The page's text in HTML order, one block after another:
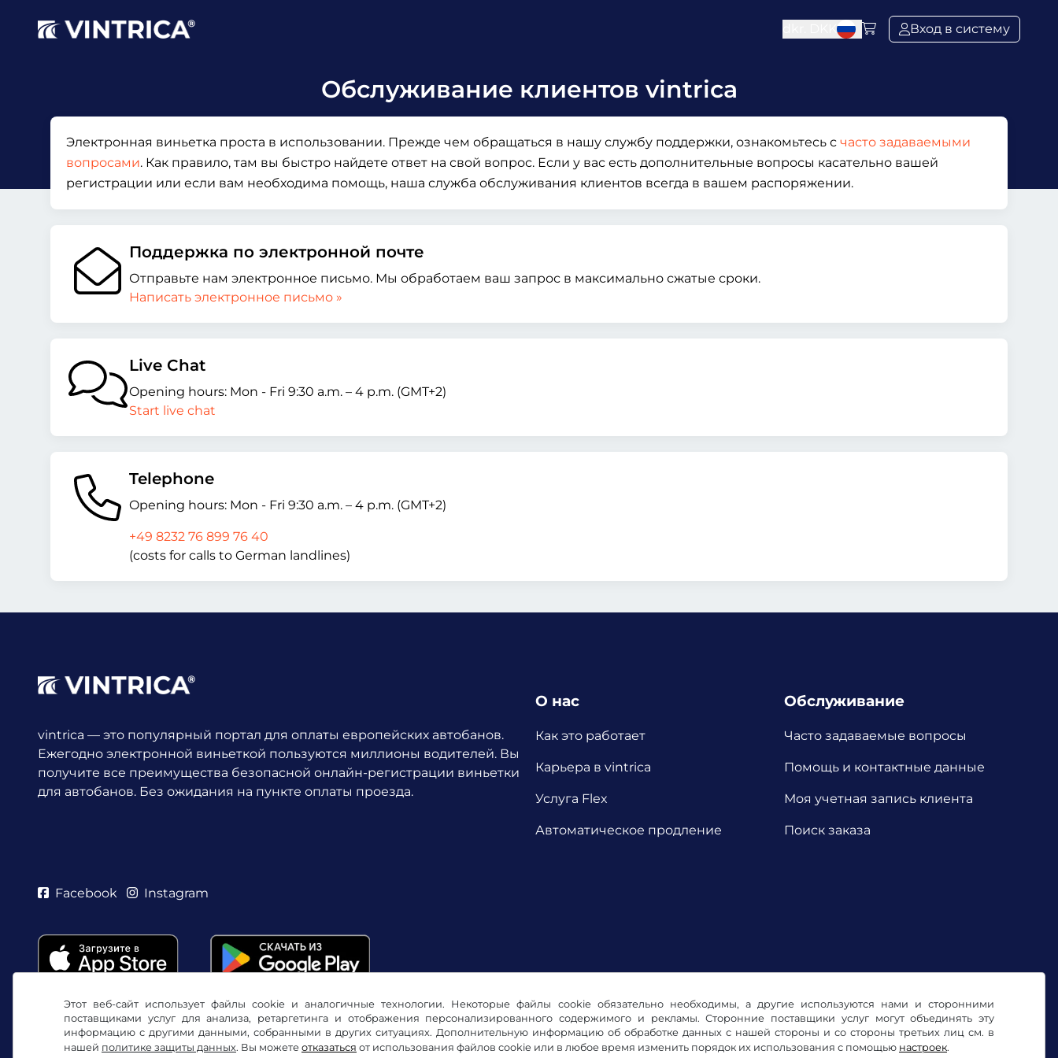
Этот веб-сайт использует файлы cookie и аналогичные технологии. Некоторые файлы cookie обязательно необходимы, а другие используются нами и сторонними
поставщиками услуг для анализа, ретаргетинга и отображения персонализированного содержимого и рекламы. Сторонние поставщики услуг могут объединять эту
информацию с другими данными, собранными в других ситуациях. Дополнительную информацию об обработке данных с нашей стороны и со стороны третьих лиц см. в
нашей политике защиты данных. Вы можете отказаться от использования файлов cookie или в любое время изменить порядок их использования с помощью настроек.
Вход в систему
Обслуживание клиентов vintrica
Электронная виньетка проста в использовании. Прежде чем обращаться в нашу службу поддержки, ознакомьтесь с часто задаваемыми
вопросами. Как правило, там вы быстро найдете ответ на свой вопрос. Если у вас есть дополнительные вопросы касательно вашей
регистрации или если вам необходима помощь, наша служба обслуживания клиентов всегда в вашем распоряжении.
Поддержка по электронной почте
Отправьте нам электронное письмо. Мы обработаем ваш запрос в максимально сжатые сроки.
Написать электронное письмо »
Live Chat
Opening hours: Mon - Fri 9:30 a.m. – 4 p.m. (GMT+2)
Start live chat
Telephone
Opening hours: Mon - Fri 9:30 a.m. – 4 p.m. (GMT+2)
+49 8232 76 899 76 40
(costs for calls to German landlines)
vintrica — это популярный портал для оплаты европейских автобанов.
Ежегодно электронной виньеткой пользуются миллионы водителей. Вы
получите все преимущества безопасной онлайн-регистрации виньетки
для автобанов. Без ожидания на пункте оплаты проезда.
О нас
Как это работает
Карьера в vintrica
Услуга Flex
Автоматическое продление
Обслуживание
Часто задаваемые вопросы
Помощь и контактные данные
Моя учетная запись клиента
Поиск заказа
Facebook Instagram